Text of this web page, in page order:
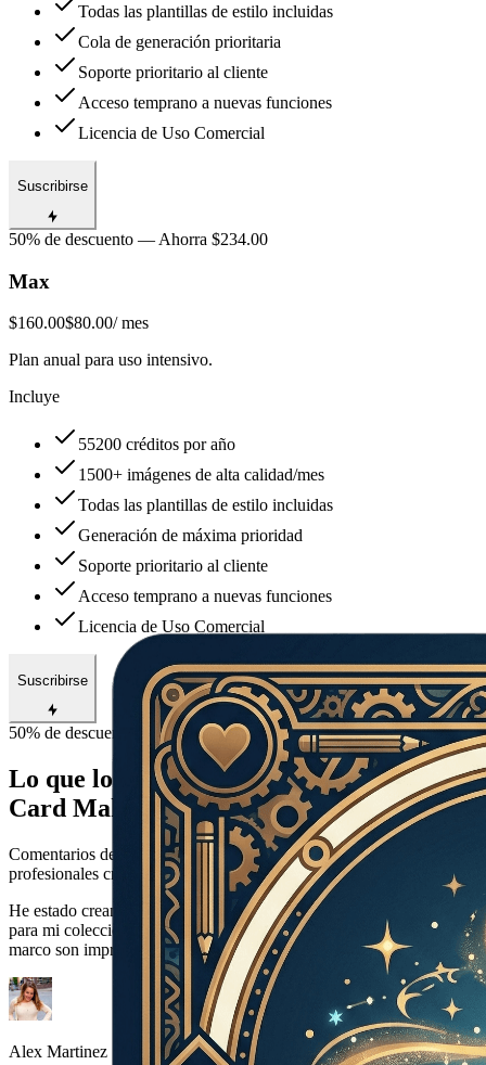
Todas las plantillas de estilo incluidas
Cola de generación prioritaria
Soporte prioritario al cliente
Acceso temprano a nuevas funciones
Licencia de Uso Comercial
Suscribirse
50% de descuento — Ahorra $234.00
Max
$160.00$80.00/ mes
Plan anual para uso intensivo.
Incluye
55200 créditos por año
1500+ imágenes de alta calidad/mes
Todas las plantillas de estilo incluidas
Generación de máxima prioridad
Soporte prioritario al cliente
Acceso temprano a nuevas funciones
Licencia de Uso Comercial
Suscribirse
50% de descuento — Ahorra $960.00
Lo que los creadores de cartas dicen de
Card Maker
Comentarios de coleccionistas de cartas, diseñadores de juegos y
profesionales creativos que usan Card Maker.
He estado creando cartas Pokémon personalizadas con Card Maker
para mi colección. Los efectos holográficos y la consistencia del
marco son impresionantes — parecen cartas reales.
Alex Martinez